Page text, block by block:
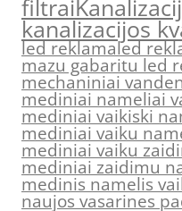
filtrai
kanalizacijos
led reklamaled
mazu gabaritu led
mechaniniai
mediniai nameliai
mediniai vaikiski
mediniai vaiku
mediniai vaiku
mediniai zaidimu
medinis namelis
naujos vasarines